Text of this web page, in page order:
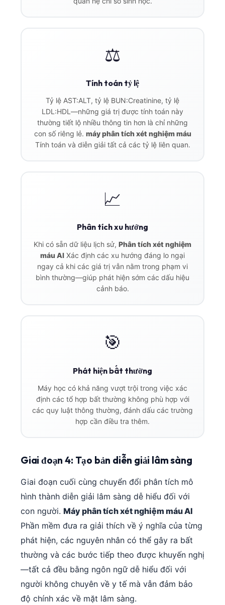
⚖️
Tính toán tỷ lệ
Tỷ lệ AST:ALT, tỷ lệ BUN:Creatinine, tỷ lệ
LDL:HDL—những giá trị được tính toán này
thường tiết lộ nhiều thông tin hơn là chỉ những
con số riêng lẻ. máy phân tích xét nghiệm máu
Tính toán và diễn giải tất cả các tỷ lệ liên quan.
📈
Phân tích xu hướng
Khi có sẵn dữ liệu lịch sử, Phân tích xét nghiệm
máu AI Xác định các xu hướng đáng lo ngại
ngay cả khi các giá trị vẫn nằm trong phạm vi
bình thường—giúp phát hiện sớm các dấu hiệu
cảnh báo.
🎯
Phát hiện bất thường
Máy học có khả năng vượt trội trong việc xác
định các tổ hợp bất thường không phù hợp với
các quy luật thông thường, đánh dấu các trường
hợp cần điều tra thêm.
Giai đoạn 4: Tạo bản diễn giải lâm sàng
Giai đoạn cuối cùng chuyển đổi phân tích mô
hình thành diễn giải lâm sàng dễ hiểu đối với
con người. Máy phân tích xét nghiệm máu AI
Phần mềm đưa ra giải thích về ý nghĩa của từng
phát hiện, các nguyên nhân có thể gây ra bất
thường và các bước tiếp theo được khuyến nghị
—tất cả đều bằng ngôn ngữ dễ hiểu đối với
người không chuyên về y tế mà vẫn đảm bảo
độ chính xác về mặt lâm sàng.
ພາສາລາວ
Cebuano
ئۇيغۇرچە
Кыргызча
Татар теле
Беларуская мова
Esperanto
Frysk
Norsk bokmål